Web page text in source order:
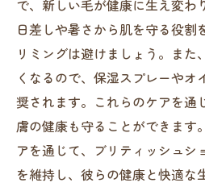
で、新しい毛が健康に生え変わ
日差しや暑さから肌を守る役割
リミングは避けましょう。また
くなるので、保湿スプレーやオ
奨されます。これらのケアを通
膚の健康も守ることができます
アを通じて、ブリティッシュシ
を維持し、彼らの健康と快適な